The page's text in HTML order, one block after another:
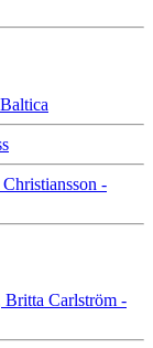
-
Carlström -